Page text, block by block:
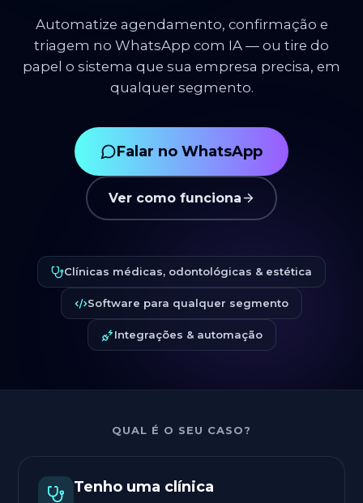
Automatize agendamento, confirmação e
triagem no WhatsApp com IA — ou tire do
papel o sistema que sua empresa precisa, em
qualquer segmento.
Falar no WhatsApp
Ver como funciona
Clínicas médicas, odontológicas & estética
Software para qualquer segmento
Integrações & automação
QUAL É O SEU CASO?
Tenho uma clínica